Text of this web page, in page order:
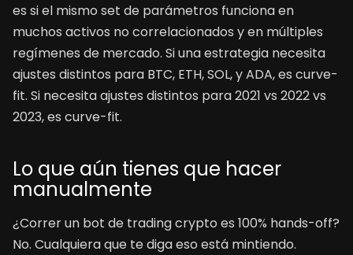
es si el mismo set de parámetros funciona en
muchos activos no correlacionados y en múltiples
regímenes de mercado. Si una estrategia necesita
ajustes distintos para BTC, ETH, SOL, y ADA, es curve-
fit. Si necesita ajustes distintos para 2021 vs 2022 vs
2023, es curve-fit.
Lo que aún tienes que hacer
manualmente
¿Correr un bot de trading crypto es 100% hands-off?
No. Cualquiera que te diga eso está mintiendo.